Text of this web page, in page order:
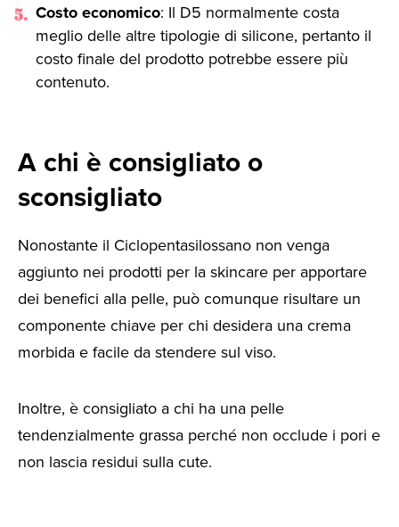
Costo economico: Il D5 normalmente costa
meglio delle altre tipologie di silicone, pertanto il
costo finale del prodotto potrebbe essere più
contenuto.
A chi è consigliato o
sconsigliato
Nonostante il Ciclopentasilossano non venga
aggiunto nei prodotti per la skincare per apportare
dei benefici alla pelle, può comunque risultare un
componente chiave per chi desidera una crema
morbida e facile da stendere sul viso.
Inoltre, è consigliato a chi ha una pelle
tendenzialmente grassa perché non occlude i pori e
non lascia residui sulla cute.